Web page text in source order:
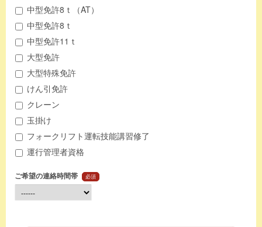
中型免許8ｔ（AT）
中型免許8ｔ
中型免許11ｔ
大型免許
大型特殊免許
けん引免許
クレーン
玉掛け
フォークリフト運転技能講習修了
運行管理者資格
ご希望の連絡時間帯 必須